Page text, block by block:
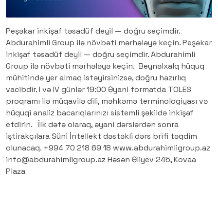
Peşəkar inkişaf təsadüf deyil — doğru seçimdir.
Abdurahimli Group ilə növbəti mərhələyə keçin. Peşəkar
inkişaf təsadüf deyil — doğru seçimdir. Abdurahimli
Group ilə növbəti mərhələyə keçin. Beynəlxalq hüquq
mühitində yer almaq istəyirsinizsə, doğru hazırlıq
vacibdir. I və IV günlər 19:00 Əyani formatda TOLES
proqramı ilə müqavilə dili, məhkəmə terminologiyası və
hüquqi analiz bacarıqlarınızı sistemli şəkildə inkişaf
etdirin. İlk dəfə olaraq, əyani dərslərdən sonra
iştirakçılara Süni İntellekt dəstəkli dərs brifi təqdim
olunacaq. +994 70 218 69 18 www.abdurahimligroup.az
info@abdurahimligroup.az Həsən Əliyev 245, Kovaa
Plaza